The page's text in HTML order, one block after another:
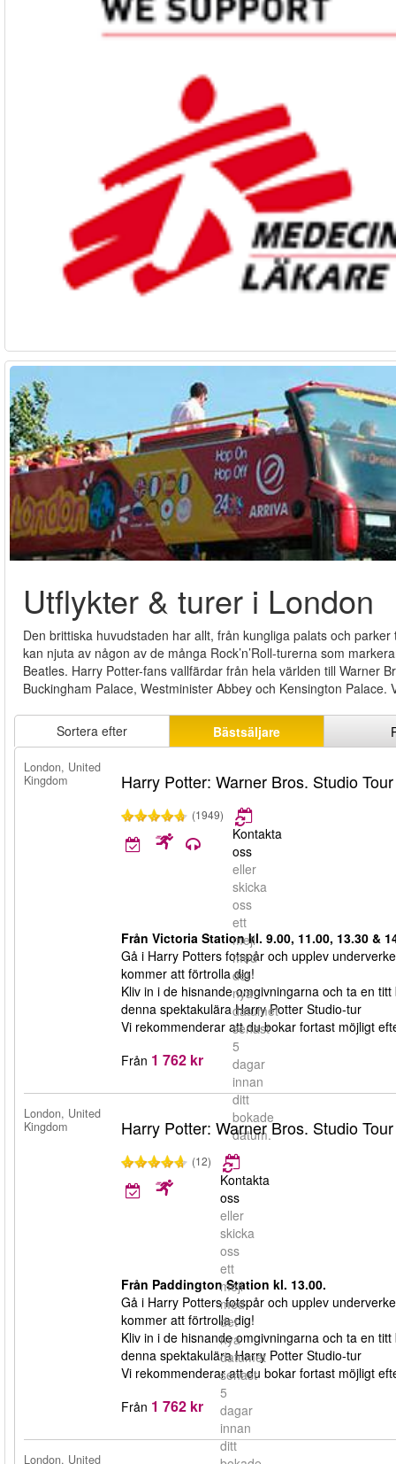
Utflykter & turer i London
Den brittiska huvudstaden har allt, från kungliga palats och
kan njuta av någon av de många Rock’n’Roll-turerna som
Beatles. Harry Potter-fans vallfärdar från hela världen till Warner
Buckingham Palace, Westminister Abbey och Kensington
Sortera efter Bästsäljare
London, United
Kingdom
Harry Potter: Warner Bros. Studio
(1949)
Kontakta
oss
eller
skicka
oss
ett
mejl
med
det
nya
datumet
senast
5
dagar
innan
ditt
bokade
datum.
Från Victoria Station kl. 9.00, 11.00, 13.30 &
Gå i Harry Potters fotspår och upplev
kommer att förtrolla dig!
Kliv in i de hisnande omgivningarna och ta en
denna spektakulära Harry Potter Studio-tur
Vi rekommenderar att du bokar fortast möjligt
Från 1 762 kr
London, United
Kingdom
Harry Potter: Warner Bros. Studio
(12)
Kontakta
oss
eller
skicka
oss
ett
mejl
med
det
nya
datumet
senast
5
dagar
innan
ditt
Från Paddington Station kl. 13.00.
Gå i Harry Potters fotspår och upplev
kommer att förtrolla dig!
Kliv in i de hisnande omgivningarna och ta en
denna spektakulära Harry Potter Studio-tur
Vi rekommenderar att du bokar fortast möjligt
Från 1 762 kr
London, United